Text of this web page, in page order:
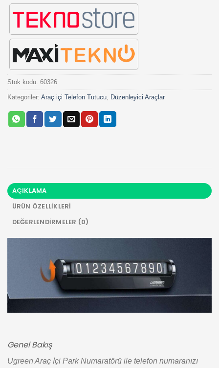
Stok kodu: 60326
Kategoriler: Araç içi Telefon Tutucu Düzenleyici Araçlar
AÇIKLAMA
ÜRÜN ÖZELLIKLERI
DEĞERLENDIRMELER (0)
Genel Bakış
Ugreen Araç İçi Park Numaratörü ile telefon numaranızı